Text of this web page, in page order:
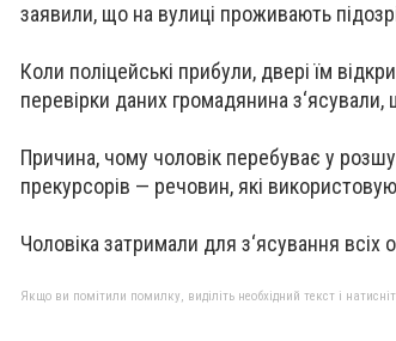
заявили, що на вулиці проживають
Коли поліцейські прибули, двері їм
перевірки даних громадянина
Причина, чому чоловік перебуває у
прекурсорів — речовин, які
Чоловіка затримали для з‘ясування всіх
Якщо ви помітили помилку, виділіть необхідний текст і